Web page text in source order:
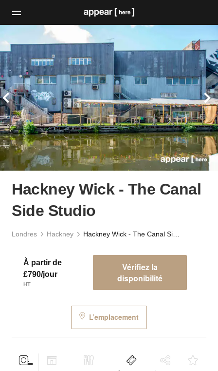
Hackney Wick - The Canal
Side Studio
Londres Hackney
À partir de
£790/jour
HT
Vérifiez la
disponibilité
L’emplacement